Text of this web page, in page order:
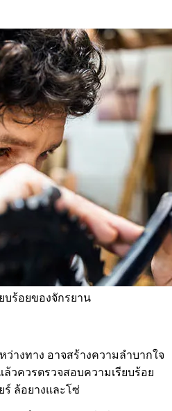
บร้อยของจักรยาน
ว่างทาง อาจสร้างความลำบากใจ
ล้วควรตรวจสอบความเรียบร้อย
ร์ ล้อยางและโซ่